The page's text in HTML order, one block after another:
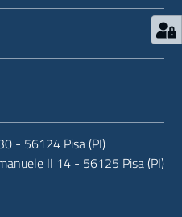
- 56124 Pisa (PI)
II 14 - 56125 Pisa (PI)